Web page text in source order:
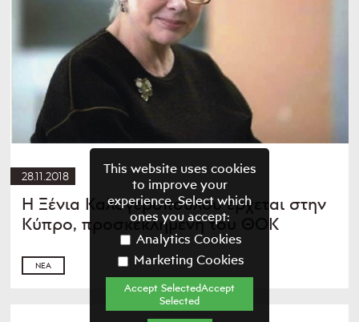
28.11.2018
Η Ξένια Καλογεροπούλου έρχεται στην
Κύπρο, προσκεκλημένη του ΘΟΚ
ΝΈΑ
This website uses cookies
to improve your
experience. Select which
ones you accept:
Analytics Cookies
Marketing Cookies
Accept SelectedAccept
Selected